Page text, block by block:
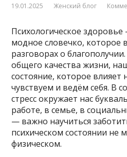
19.01.2025 Женский блог
Психологическое
модное словечко, которое
разговорах о
общего качества жизни,
состояние, которое
чувствуем и ведём себя. В
стресс окружает нас
работе, в семье, в
— важно научиться
психическом состоянии не
физическом.